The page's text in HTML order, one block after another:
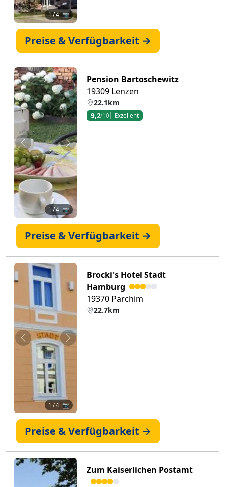
1/ 4 📷
Preise & Verfügbarkeit →
Zurück Weiter
1 / 4 📷
Pension Bartoschewitz
19309 Lenzen
22.1km
9,2/10 Exzellent
Preise & Verfügbarkeit →
Zurück Weiter
1 / 4 📷
Brocki's Hotel Stadt
Hamburg
19370 Parchim
22.7km
Preise & Verfügbarkeit →
Zum Kaiserlichen Postamt